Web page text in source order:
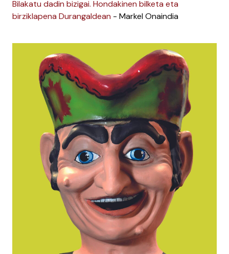
Bilakatu dadin bizigai. Hondakinen bilketa eta
birziklapena Durangaldean - Markel Onaindia